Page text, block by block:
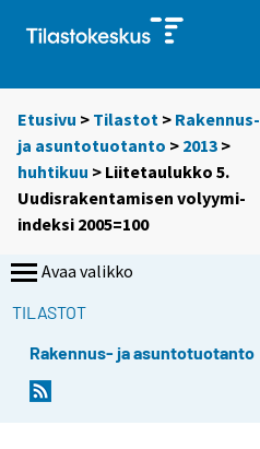
Etusivu > Tilastot > Rakennus-
ja asuntotuotanto > 2013 >
huhtikuu > Liitetaulukko 5.
Uudisrakentamisen volyymi-
indeksi 2005=100
Avaa valikko
TILASTOT
Rakennus- ja asuntotuotanto